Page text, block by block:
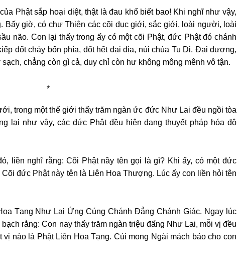
Phật sắp hoại diệt, thật là đau khổ biết bao! Khi nghĩ như vậy,
Bấy giờ, có chư Thiên các cõi dục giới, sắc giới, loài người, loài
não. Con lại thấy trong ấy có một cõi Phật, đức Phật đó chánh
đốt cháy bốn phía, đốt hết đại địa, núi chúa Tu Di. Đại dương,
chẳng còn gì cả, duy chỉ còn hư không mông mênh vô tận.
*
trong một thế giới thấy trăm ngàn ức đức Như Lai đều ngồi tòa
lại như vậy, các đức Phật đều hiện đang thuyết pháp hóa độ
liền nghĩ rằng: Cõi Phật nầy tên gọi là gì? Khi ấy, có một đức
đức Phật này tên là Liên Hoa Thượng. Lúc ấy con liền hỏi tên
Tạng Như Lai Ứng Cúng Chánh Đẳng Chánh Giác. Ngay lúc
rằng: Con nay thấy trăm ngàn triệu đấng Như Lai, mỗi vị đều
nào là Phật Liên Hoa Tạng. Cúi mong Ngài mách bảo cho con